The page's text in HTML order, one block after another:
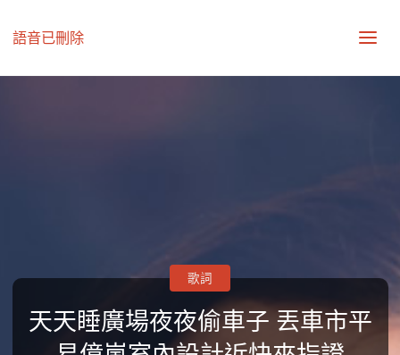
語音已刪除
天天睡廣場夜夜偷車子 丟車市平
歌詞